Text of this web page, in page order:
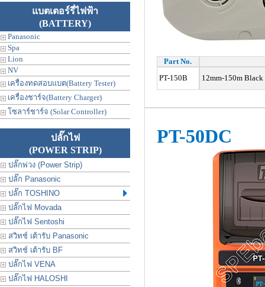
แบตเตอร์รี่ไฟฟ้า
(BATTERY)
Panasonic
Spa
Lion
NV
เครื่องทดสอบแบต(Battery Tester)
เครื่องชาร์จ(Battery Charger)
โซลาร์ชาร์จ (Solar Controller)
ปลั๊กไฟ
(POWER STRIP)
ปลั๊กพ่วง (Power Strip)
ปลั๊ก Panasonic
ปลั๊ก TOSHINO
ปลั๊กไฟ Movada
ปลั๊กไฟ Sentoshi
สวิทช์ เต้ารับ Panasonic
สวิทช์ เต้ารับ BF
ปลั๊กไฟ VENA
ปลั๊กไฟ HALOSHI
Part No.
PT-150B
12mm-150m
PT-50DC